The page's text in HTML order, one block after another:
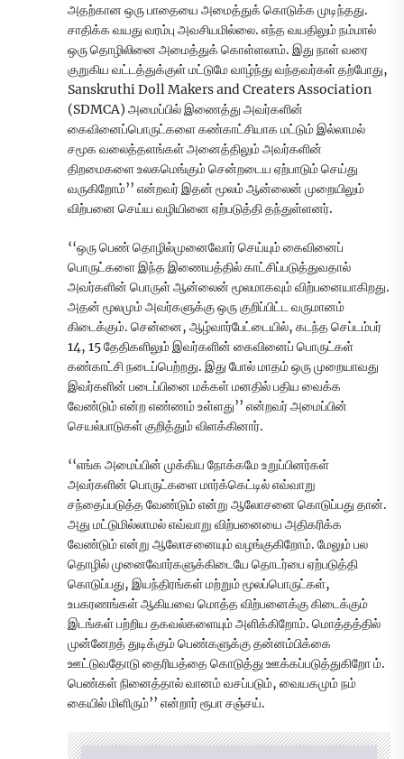
அதற்கான ஒரு பாதையை அமைத்துக் கொடுக்க முடிந்தது.
சாதிக்க வயது வரம்பு அவசியமில்லை. எந்த வயதிலும் நம்மால்
ஒரு தொழிலினை அமைத்துக் கொள்ளலாம். இது நாள் வரை
குறுகிய வட்டத்துக்குள் மட்டுமே வாழ்ந்து வந்தவர்கள் தற்போது,
Sanskruthi Doll Makers and Creaters Association
(SDMCA) அமைப்பில் இணைத்து அவர்களின்
கைவினைப்பொருட்களை கண்காட்சியாக மட்டும் இல்லாமல்
சமூக வலைத்தளங்கள் அனைத்திலும் அவர்களின்
திறமைகளை உலகமெங்கும் சென்றடைய ஏற்பாடும் செய்து
வருகிறோம்’’ என்றவர் இதன் மூலம் ஆன்லைன் முறையிலும்
விற்பனை செய்ய வழியினை ஏற்படுத்தி தந்துள்ளனர்.
‘‘ஒரு பெண் தொழில்முனைவோர் செய்யும் கைவினைப்
பொருட்களை இந்த இணையத்தில் காட்சிப்படுத்துவதால்
அவர்களின் பொருள் ஆன்லைன் மூலமாகவும் விற்பனையாகிறது.
அதன் மூலமும் அவர்களுக்கு ஒரு குறிப்பிட்ட வருமானம்
கிடைக்கும். சென்னை, ஆழ்வார்பேட்டையில், கடந்த செப்டம்பர்
14, 15 தேதிகளிலும் இவர்களின் கைவினைப் பொருட்கள்
கண்காட்சி நடைப்பெற்றது. இது போல் மாதம் ஒரு முறையாவது
இவர்களின் படைப்பினை மக்கள் மனதில் பதிய வைக்க
வேண்டும் என்ற எண்ணம் உள்ளது’’ என்றவர் அமைப்பின்
செயல்பாடுகள் குறித்தும் விளக்கினார்.
‘‘எங்க அமைப்பின் முக்கிய நோக்கமே உறுப்பினர்கள்
அவர்களின் பொருட்களை மார்க்கெட்டில் எவ்வாறு
சந்தைப்படுத்த வேண்டும் என்று ஆலோசனை கொடுப்பது தான்.
அது மட்டுமில்லாமல் எவ்வாறு விற்பனையை அதிகரிக்க
வேண்டும் என்று ஆலோசனையும் வழங்குகிறோம். மேலும் பல
தொழில் முனைவோர்களுக்கிடையே தொடர்பை ஏற்படுத்தி
கொடுப்பது, இயந்திரங்கள் மற்றும் மூலப்பொருட்கள்,
உபகரணங்கள் ஆகியவை மொத்த விற்பனைக்கு கிடைக்கும்
இடங்கள் பற்றிய தகவல்களையும் அளிக்கிறோம். மொத்தத்தில்
முன்னேறத் துடிக்கும் பெண்களுக்கு தன்னம்பிக்கை
ஊட்டுவதோடு தைரியத்தை கொடுத்து ஊக்கப்படுத்துகிறோ ம்.
பெண்கள் நினைத்தால் வானம் வசப்படும், வையகமும் நம்
கையில் மிளிரும்’’ என்றார் ரூபா சஞ்சய்.